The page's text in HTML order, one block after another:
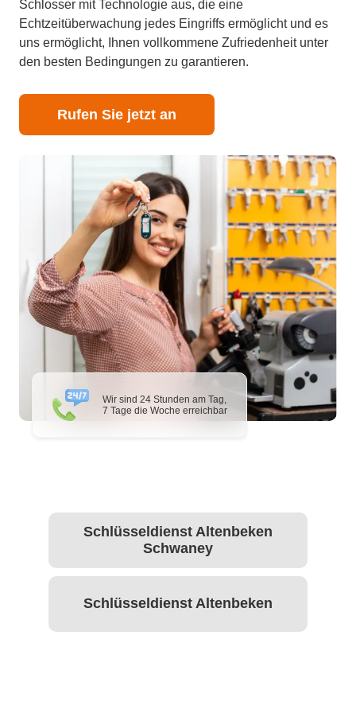
Wir sind 24 Stunden am Tag,
7 Tage die Woche erreichbar
Schlosser mit Technologie aus, die eine
Echtzeitüberwachung jedes Eingriffs ermöglicht und es
uns ermöglicht, Ihnen vollkommene Zufriedenheit unter
den besten Bedingungen zu garantieren.
Rufen Sie jetzt an
Schlüsseldienst Altenbeken
Schwaney
Schlüsseldienst Altenbeken